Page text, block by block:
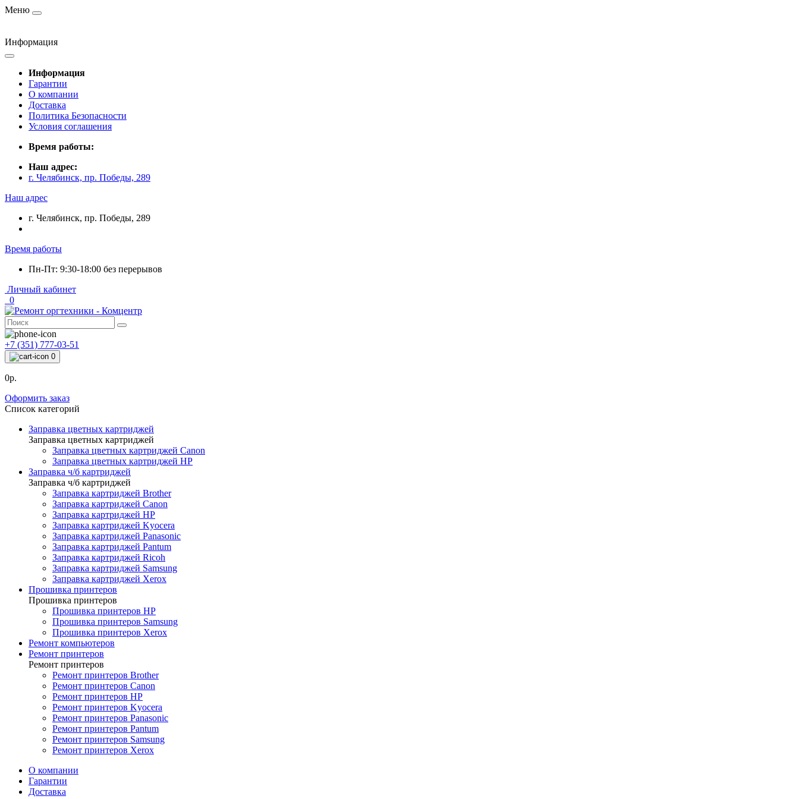
Меню
Информация
Информация
Гарантии
О компании
Доставка
Политика Безопасности
Условия соглашения
Время работы:
Наш адрес:
г. Челябинск, пр. Победы, 289
Наш адрес
г. Челябинск, пр. Победы, 289
Время работы
Пн-Пт: 9:30-18:00 без перерывов
Личный кабинет
0
+7 (351) 777-03-51
0
0р.
Оформить заказ
Список категорий
Заправка цветных картриджей
Заправка цветных картриджей
Заправка цветных картриджей Canon
Заправка цветных картриджей HP
Заправка ч/б картриджей
Заправка ч/б картриджей
Заправка картриджей Brother
Заправка картриджей Canon
Заправка картриджей HP
Заправка картриджей Kyocera
Заправка картриджей Panasonic
Заправка картриджей Pantum
Заправка картриджей Ricoh
Заправка картриджей Samsung
Заправка картриджей Xerox
Прошивка принтеров
Прошивка принтеров
Прошивка принтеров HP
Прошивка принтеров Samsung
Прошивка принтеров Xerox
Ремонт компьютеров
Ремонт принтеров
Ремонт принтеров
Ремонт принтеров Brother
Ремонт принтеров Canon
Ремонт принтеров HP
Ремонт принтеров Kyocera
Ремонт принтеров Panasonic
Ремонт принтеров Pantum
Ремонт принтеров Samsung
Ремонт принтеров Xerox
О компании
Гарантии
Доставка